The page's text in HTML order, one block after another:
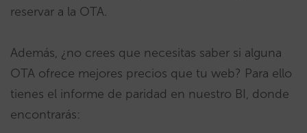
reservar a la OTA.
Además, ¿no crees que necesitas saber si alguna
OTA ofrece mejores precios que tu web? Para ello
tienes el informe de paridad en nuestro BI, donde
encontrarás: